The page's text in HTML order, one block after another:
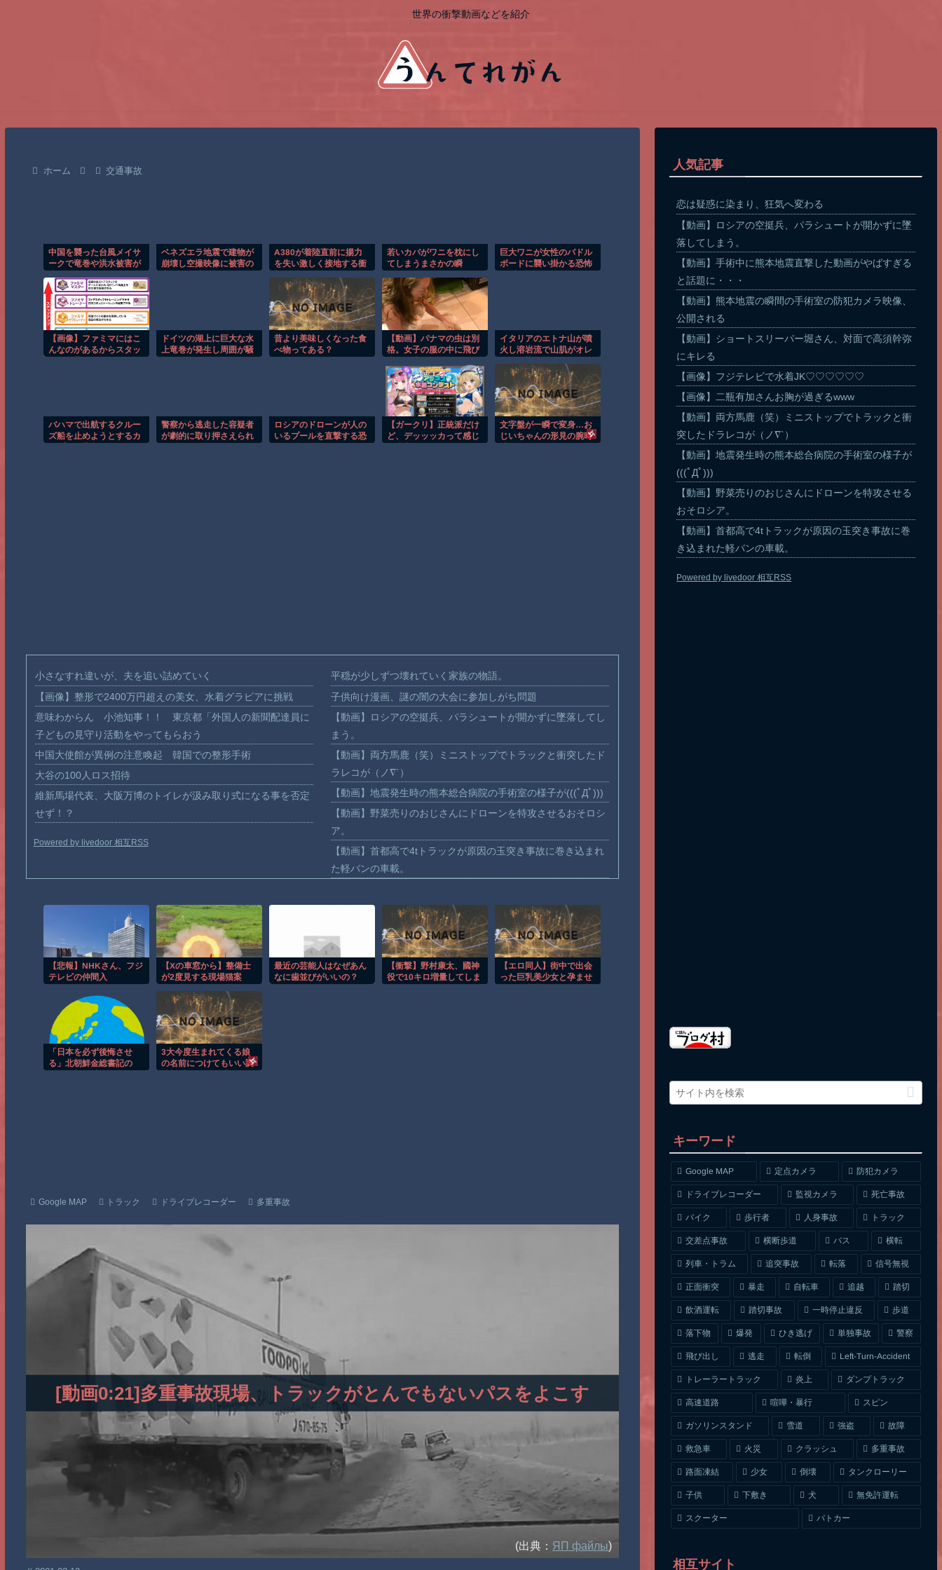
世界の衝撃動画などを紹介
ホーム 交通事故
中国を襲った台風メイサ
ークで竜巻や洪水被害が
ベネズエラ地震で建物が
崩壊し空撮映像に被害の
A380が着陸直前に揚力
を失い激しく接地する衝
若いカバがワニを枕にし
てしまうまさかの瞬
巨大ワニが女性のパドル
ボードに襲い掛かる恐怖
【画像】ファミマにはこ
んなのがあるからスタッ
ドイツの湖上に巨大な水
上竜巻が発生し周囲が騒
昔より美味しくなった食
べ物ってある？
【動画】パナマの虫は別
格。女子の服の中に飛び
(°_°)
イタリアのエトナ山が噴
火し溶岩流で山肌がオレ
バハマで出航するクルー
ズ船を止めようとするカ
警察から逃走した容疑者
が劇的に取り押さえられ
ロシアのドローンが人の
いるプールを直撃する恐
【ガークリ】正統派だけ
ど、デッッッカって感じ
文字盤が一瞬で変身…お
じいちゃんの形見の腕時
小さなすれ違いが、夫を追い詰めていく
【画像】整形で2400万円超えの美女、水着グラビアに挑戦
意味わからん 小池知事！！ 東京都「外国人の新聞配達員に
子どもの見守り活動をやってもらおう
中国大使館が異例の注意喚起 韓国での整形手術
大谷の100人ロス招待
維新馬場代表、大阪万博のトイレが汲み取り式になる事を否定
せず！？
Powered by livedoor 相互RSS
平穏が少しずつ壊れていく家族の物語。
子供向け漫画、謎の闇の大会に参加しがち問題
【動画】ロシアの空挺兵、パラシュートが開かずに墜落してし
まう。
【動画】両方馬鹿（笑）ミニストップでトラックと衝突したド
ラレコが（ノ∇`）
【動画】地震発生時の熊本総合病院の手術室の様子が(((ﾟДﾟ)))
【動画】野菜売りのおじさんにドローンを特攻させるおそロシ
ア。
【動画】首都高で4tトラックが原因の玉突き事故に巻き込まれ
た軽バンの車載。
ｗｗｗｗｗｗ
まだ墓石があるだけマシと見るべきか。今はもう合葬墓ばかり
【動画】新型のさすまた、限界突破ｗｗｗｗｗｗ
【謎】広島県が頑なに「はだしのゲンコラボ喫茶」をやらない
理由
【悲報】NHKさん、フジ
テレビの仲間入
【Xの車窓から】整備士
が2度見する現場猫案
最近の芸能人はなぜあん
なに歯並びがいいの？
【衝撃】野村康太、國神
役で10キロ増量してしま
【エロ同人】街中で出会
った巨乳美少女と孕ませ
「日本を必ず後悔させ
る」北朝鮮金総書記の
3大今度生まれてくる娘
の名前につけてもいい調
Google MAP トラック ドライブレコーダー 多重事故
[動画0:21]多重事故現場、トラックがとんでもないパスをよこす
(出典： ЯП файлы)
人気記事
恋は疑惑に染まり、狂気へ変わる
【動画】ロシアの空挺兵、パラシュートが開かずに墜
落してしまう。
【動画】手術中に熊本地震直撃した動画がやばすぎる
と話題に・・・
【動画】熊本地震の瞬間の手術室の防犯カメラ映像、
公開される
【動画】ショートスリーパー堀さん、対面で高須幹弥
にキレる
【画像】フジテレビで水着JK♡♡♡♡♡♡
【画像】二瓶有加さんお胸が過ぎるwww
【動画】両方馬鹿（笑）ミニストップでトラックと衝
突したドラレコが（ノ∇`）
【動画】地震発生時の熊本総合病院の手術室の様子が
(((ﾟДﾟ)))
【動画】野菜売りのおじさんにドローンを特攻させる
おそロシア。
【動画】首都高で4tトラックが原因の玉突き事故に巻
き込まれた軽バンの車載。
Powered by livedoor 相互RSS
キーワード
Google MAP 定点カメラ 防犯カメラ
ドライブレコーダー 監視カメラ 死亡事故
バイク 歩行者 人身事故 トラック
交差点事故 横断歩道 バス 横転
列車・トラム 追突事故 転落 信号無視
正面衝突 暴走 自転車 追越 踏切
飲酒運転 踏切事故 一時停止違反 歩道
落下物 爆発 ひき逃げ 単独事故 警察
飛び出し 逃走 転倒 Left-Turn-Accident
トレーラートラック 炎上 ダンプトラック
高速道路 喧嘩・暴行 スピン
ガソリンスタンド 雪道 強盗 故障
救急車 火災 クラッシュ 多重事故
路面凍結 少女 倒壊 タンクローリー
子供 下敷き 犬 無免許運転
スクーター パトカー
相互サイト